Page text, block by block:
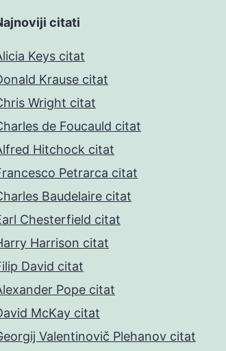
citati
Keys citat
Krause citat
Wright citat
de Foucauld citat
Hitchock citat
Petrarca citat
Baudelaire citat
Chesterfield citat
Harrison citat
David citat
Pope citat
McKay citat
Valentinovič Plehanov citat